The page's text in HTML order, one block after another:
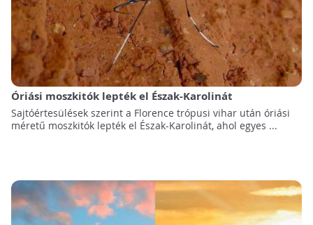
Óriási moszkitók lepték el Észak-Karolinát
Sajtóértesülések szerint a Florence trópusi vihar után óriási
méretű moszkitók lepték el Észak-Karolinát, ahol egyes ...